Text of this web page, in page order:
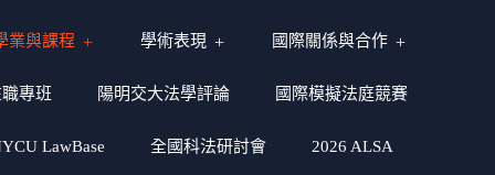
業與課程 學術表現 國際關係與合作
專班 陽明交大法學評論 國際模擬法庭競賽
LawBase 全國科法研討會 2026 ALSA